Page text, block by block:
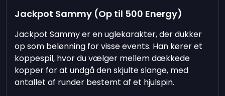
Jackpot Sammy (Op til 500 Energy)
Jackpot Sammy er en uglekarakter, der dukker
op som belønning for visse events. Han kører et
koppespil, hvor du vælger mellem dækkede
kopper for at undgå den skjulte slange, med
antallet af runder bestemt af et hjulspin.